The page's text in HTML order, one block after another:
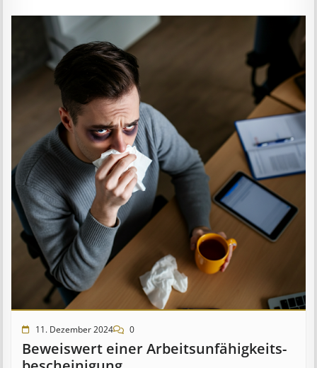
11. Dezember 2024 0
Beweis­wert einer Arbeits­un­fähig­keits­